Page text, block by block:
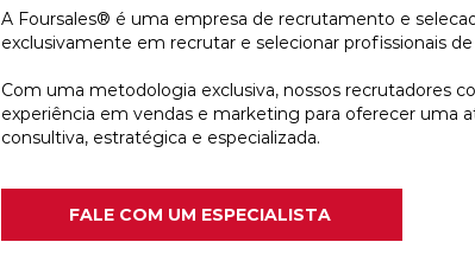
A Foursales® é uma empresa de recrutamento e
exclusivamente em recrutar e selecionar profissionais
Com uma metodologia exclusiva, nossos recrutadores
experiência em vendas e marketing para oferecer uma
consultiva, estratégica e especializada.
FALE COM UM ESPECIALISTA